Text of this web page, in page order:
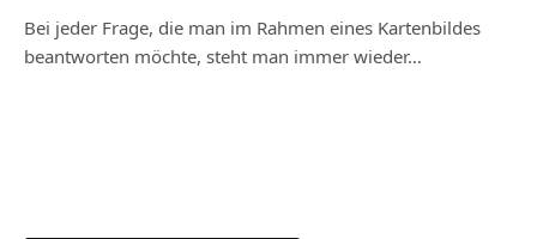
Bei jeder Frage, die man im Rahmen eines Kartenbildes
beantworten möchte, steht man immer wieder…